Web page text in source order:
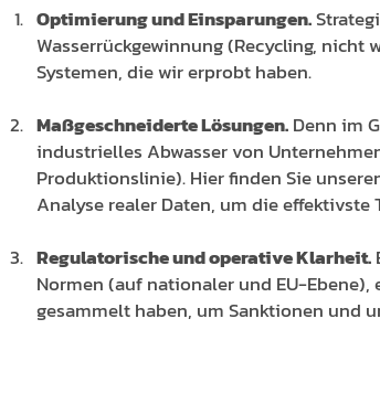
Optimierung und Einsparungen.
Wasserrückgewinnung (Recycling,
Systemen, die wir erprobt haben.
Maßgeschneiderte Lösungen.Denn im
industrielles Abwasser von
Produktionslinie). Hier finden Sie
Analyse realer Daten, um die effektivste
Regulatorische und operative Klarheit.
Normen (auf nationaler und EU-
gesammelt haben, um Sanktionen und